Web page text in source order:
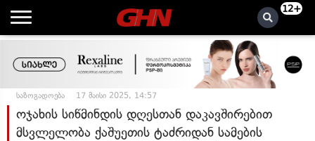
12+
საზოგადოება 17 მაისი 2025, 14:57
ოჯახის სიწმინდის დღესთან დაკავშირებით
მსვლელობა ქაშუეთის ტაძრიდან სამების